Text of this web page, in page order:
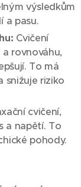
výsledkům
a pasu.
Cvičení
rovnováhu,
To má
snižuje riziko
cvičení,
a napětí. To
pohody.